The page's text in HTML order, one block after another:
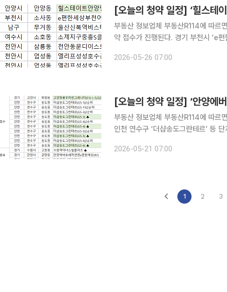
[오늘의 청약 일정] ‘힐스테
부동산 정보업체 부동산R114에 따르
약 접수가 진행된다. 경기 부천시 ‘e편한세상부천어반스퀘어’, 울산 남구 ‘울산신복역비스타메트로’,
성성호수공원(1·2BL)’ 등에서는 당첨
2026-05-26 07:00
[오늘의 청약 일정] ‘안양에
부동산 정보업체 부동산R114에 따르
인천 연수구 ‘더샵송도그란테르’ 등 단지에서 청약 접
등에서 이뤄진다.
2026-05-21 07:00
1 2 3